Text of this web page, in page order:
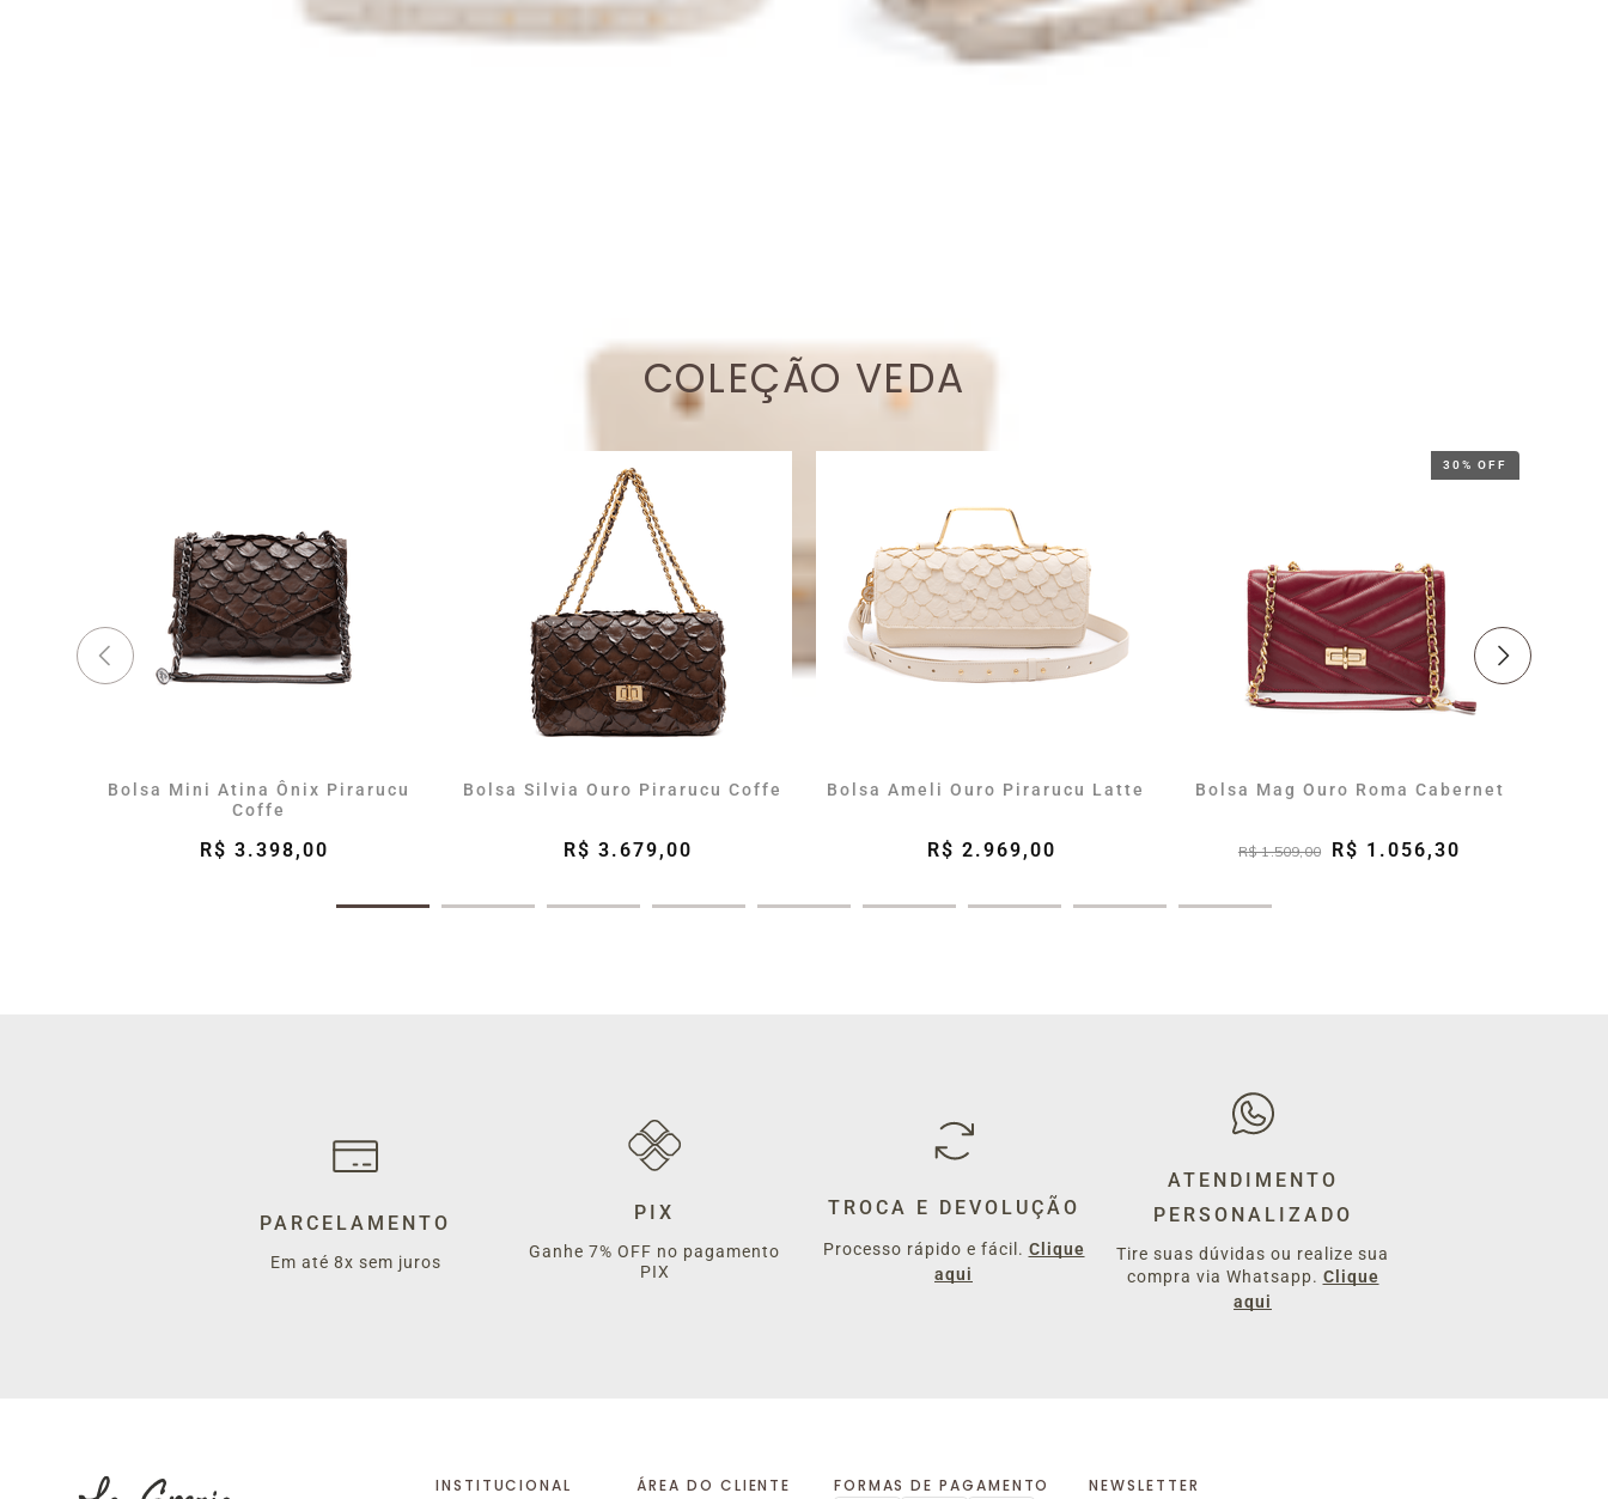
COLEÇÃO VEDA
Bolsa Mini Atina Ônix Pirarucu
Coffe
R$ 3.398,00
Bolsa Silvia Ouro Pirarucu Coffe
R$ 3.679,00
Bolsa Ameli Ouro Pirarucu Latte
R$ 2.969,00
30% OFF
Bolsa Mag Ouro Roma Cabernet
R$ 1.509,00 R$ 1.056,30
PARCELAMENTO
Em até 8x sem juros
PIX
Ganhe 7% OFF no pagamento
PIX
TROCA E DEVOLUÇÃO
Processo rápido e fácil. Clique
aqui
ATENDIMENTO
PERSONALIZADO
Tire suas dúvidas ou realize sua
compra via Whatsapp. Clique
aqui
INSTITUCIONAL
ÁREA DO CLIENTE
FORMAS DE PAGAMENTO NEWSLETTER